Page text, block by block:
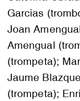
Garcias
Joan
Amengual
(trompeta);
Jaume
(trompeta);